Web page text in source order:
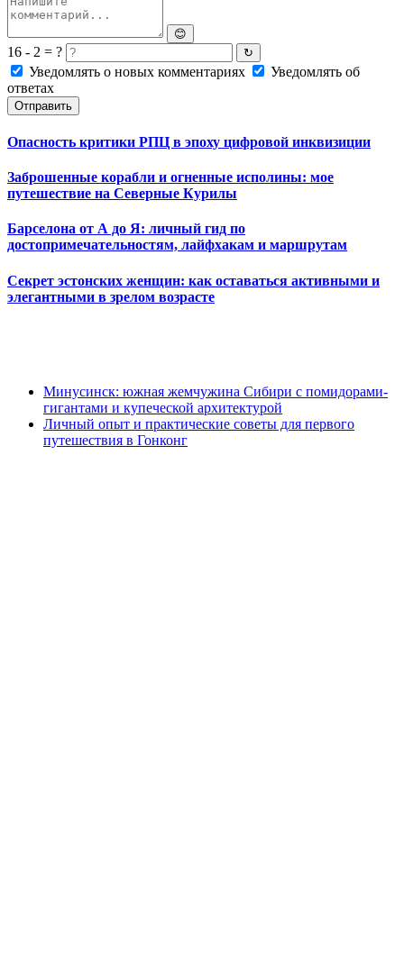
😊
16 - 2 = ? ↻
Уведомлять о новых комментариях
Уведомлять об
ответах
Отправить
Опасность критики РПЦ в эпоху цифровой инквизиции
Заброшенные корабли и огненные исполины: мое
путешествие на Северные Курилы
Барселона от А до Я: личный гид по
достопримечательностям, лайфхакам и маршрутам
Секрет эстонских женщин: как оставаться активными и
элегантными в зрелом возрасте
Минусинск: южная жемчужина Сибири с помидорами-
гигантами и купеческой архитектурой
Личный опыт и практические советы для первого
путешествия в Гонконг